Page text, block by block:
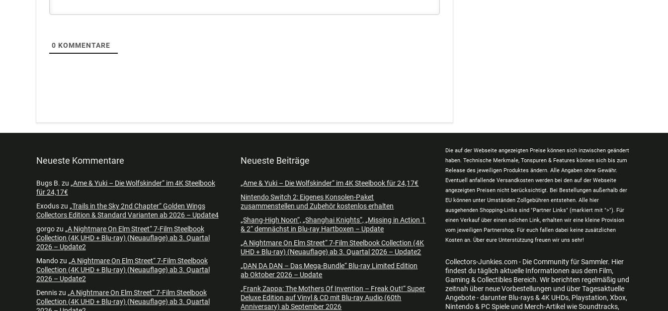
0 KOMMENTARE
Neueste Kommentare
Bugs B. zu „Ame & Yuki – Die Wolfskinder“ im 4K Steelbook
für 24,17€
Exoduszu „Trails in the Sky 2nd Chapter“ Golden Wings
Collectors Edition & Standard Varianten ab 2026 – Update4
gorgozu „A Nightmare On Elm Street“ 7-Film Steelbook
Collection (4K UHD + Blu-ray) (Neuauflage) ab 3. Quartal
2026 – Update2
Mandozu „A Nightmare On Elm Street“ 7-Film Steelbook
Collection (4K UHD + Blu-ray) (Neuauflage) ab 3. Quartal
2026 – Update2
Denniszu „A Nightmare On Elm Street“ 7-Film Steelbook
Collection (4K UHD + Blu-ray) (Neuauflage) ab 3. Quartal
Neueste Beiträge
„Ame & Yuki – Die Wolfskinder“ im 4K Steelbook für 24,17€
Nintendo Switch 2: Eigenes Konsolen-Paket
zusammenstellen und Zubehör kostenlos erhalten
„Shang-High Noon“, „Shanghai Knights“, „Missing in Action 1
& 2“ demnächst in Blu-ray Hartboxen – Update
„A Nightmare On Elm Street“ 7-Film Steelbook Collection (4K
UHD + Blu-ray) (Neuauflage) ab 3. Quartal 2026 – Update2
„DAN DA DAN – Das Mega-Bundle“ Blu-ray Limited Edition
ab Oktober 2026 – Update
„Frank Zappa: The Mothers Of Invention – Freak Out!“ Super
Deluxe Edition auf Vinyl & CD mit Blu-ray Audio (60th
Anniversary) ab September 2026
Die auf der Webseite angezeigten Preise können sich inzwischen geändert
haben. Technische Merkmale, Tonspuren & Features können sich bis zum
Release des jeweiligen Produktes ändern. Alle Angaben ohne Gewähr.
Eventuell anfallende Versandkosten werden bei den auf der Webseite
angezeigten Preisen nicht berücksichtigt. Bei Bestellungen außerhalb der
EU können unter Umständen Zollgebühren entstehen. Alle hier
ausgehenden Shopping-Links sind "Partner Links" (markiert mit ">"). Für
einen Verkauf über einen solchen Link, erhalten wir eine kleine Provision
vom jeweiligen Partnershop. Für euch fallen dabei keine zusätzlichen
Kosten an. Über eure Unterstützung freuen wir uns sehr!
Collectors-Junkies.com - Die Community für Sammler. Hier
findest du täglich aktuelle Informationen aus dem Film,
Gaming & Collectibles Bereich. Wir berichten regelmäßig und
zeitnah über neue Vorbestellungen und über Tagesaktuelle
Angebote - darunter Blu-rays & 4K UHDs, Playstation, Xbox,
Nintendo & PC Spiele und Merch-Artikel wie Soundtracks,